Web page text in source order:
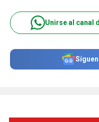
Unirse al canal